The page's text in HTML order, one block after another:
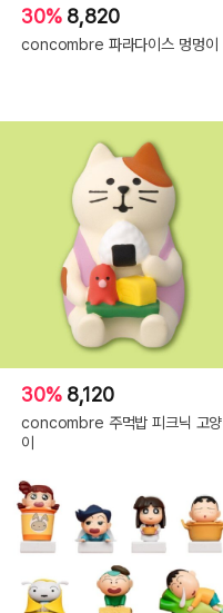
30% 8,820
concombre 파라다이스 멍멍이
30% 8,120
concombre 주먹밥 피크닉 고양
이